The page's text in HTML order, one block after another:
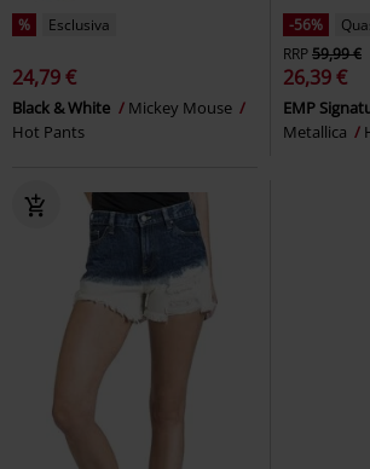
% Esclusiva
24,79 €
Black & White
Mickey Mouse
Hot Pants
-56%
RRP59,99 €
26,39 €
EMP
Metallica